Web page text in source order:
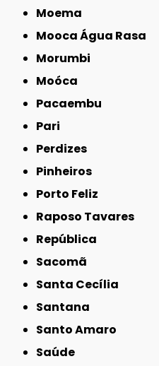
Moema
Mooca Água Rasa
Morumbi
Moóca
Pacaembu
Pari
Perdizes
Pinheiros
Porto Feliz
Raposo Tavares
República
Sacomã
Santa Cecília
Santana
Santo Amaro
Saúde